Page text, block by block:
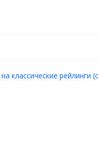
классические рейлинги (с